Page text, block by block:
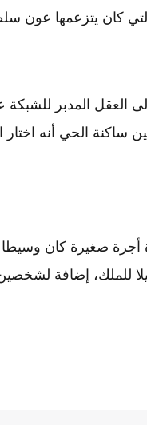
كان يتزعمها عون
العقل المدبر
ساكنة الحي أنه
سيارة أجرة صغيرة كان
للملك، إضافة